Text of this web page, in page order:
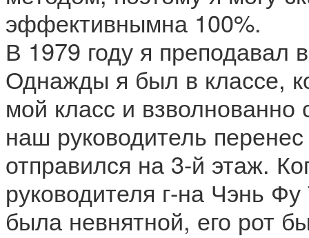
эффективнымна 100%.
В 1979 году я преподавал
Однажды я был в классе,
мой класс и
наш руководитель
отправился на 3-й этаж.
руководителя г-на Чэнь
была невнятной, его рот